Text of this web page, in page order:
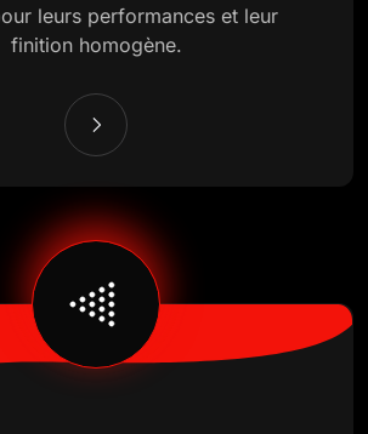
leurs performances et leur
finition homogène.